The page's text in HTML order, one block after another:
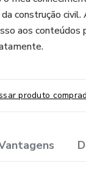
construção civil.
aos conteúdos
produto